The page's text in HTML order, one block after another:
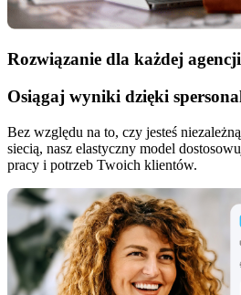
Rozwiązanie dla każdej agencji
Osiągaj wyniki dzięki
Bez względu na to, czy jesteś
siecią, nasz elastyczny model
pracy i potrzeb Twoich klientów.